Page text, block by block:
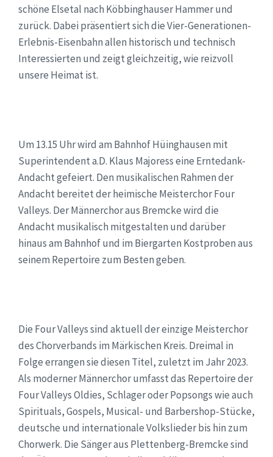
schöne Elsetal nach Köbbinghauser Hammer und
zurück. Dabei präsentiert sich die Vier-Generationen-
Erlebnis-Eisenbahn allen historisch und technisch
Interessierten und zeigt gleichzeitig, wie reizvoll
unsere Heimat ist.
Um 13.15 Uhr wird am Bahnhof Hüinghausen mit
Superintendent a.D. Klaus Majoress eine Erntedank-
Andacht gefeiert. Den musikalischen Rahmen der
Andacht bereitet der heimische Meisterchor Four
Valleys. Der Männerchor aus Bremcke wird die
Andacht musikalisch mitgestalten und darüber
hinaus am Bahnhof und im Biergarten Kostproben aus
seinem Repertoire zum Besten geben.
Die Four Valleys sind aktuell der einzige Meisterchor
des Chorverbands im Märkischen Kreis. Dreimal in
Folge errangen sie diesen Titel, zuletzt im Jahr 2023.
Als moderner Männerchor umfasst das Repertoire der
Four Valleys Oldies, Schlager oder Popsongs wie auch
Spirituals, Gospels, Musical- und Barbershop-Stücke,
deutsche und internationale Volkslieder bis hin zum
Chorwerk. Die Sänger aus Plettenberg-Bremcke sind